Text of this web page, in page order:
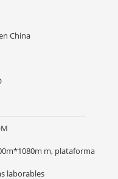
China
m, plataforma
laborables